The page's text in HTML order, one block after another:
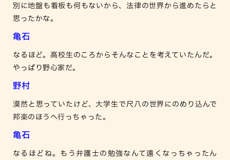
別に地盤も看板も何もないから、法律の世界から進めたらと
思ったかな。
亀石
なるほど。高校生のころからそんなことを考えていたんだ。
やっぱり野心家だ。
野村
漠然と思っていたけど、大学生で尺八の世界にのめり込んで
邦楽のほうへ行っちゃった。
亀石
なるほどね。もう弁護士の勉強なんて遠くなっちゃったん